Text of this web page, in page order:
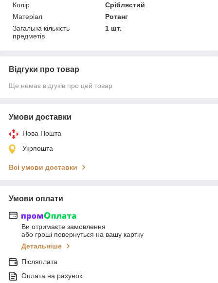
Колір
Сріблястий
Матеріал
Ротанг
Загальна кількість
предметів
1 шт.
Відгуки про товар
Ще немає відгуків про цей товар
Умови доставки
Нова Пошта
Укрпошта
Всі умови доставки
Умови оплати
Ви отримаєте замовлення
або гроші повернуться на вашу картку
Детальніше
Післяплата
Оплата на рахунок